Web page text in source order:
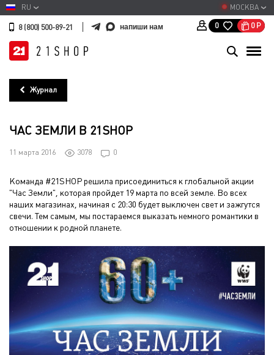
МОСКВА
RU
8 (800) 500-89-21 напиши нам 0 0 Р
Журнал
ЧАС ЗЕМЛИ В 21SHOP
11 марта 2016 3078 0
Команда #21SHOP решила присоединиться к глобальной акции
"Час Земли", которая пройдет 19 марта по всей земле. Во всех
наших магазинах, начиная с 20:30 будет выключен свет и зажгутся
свечи. Тем самым, мы постараемся выказать немного романтики в
отношении к родной планете.